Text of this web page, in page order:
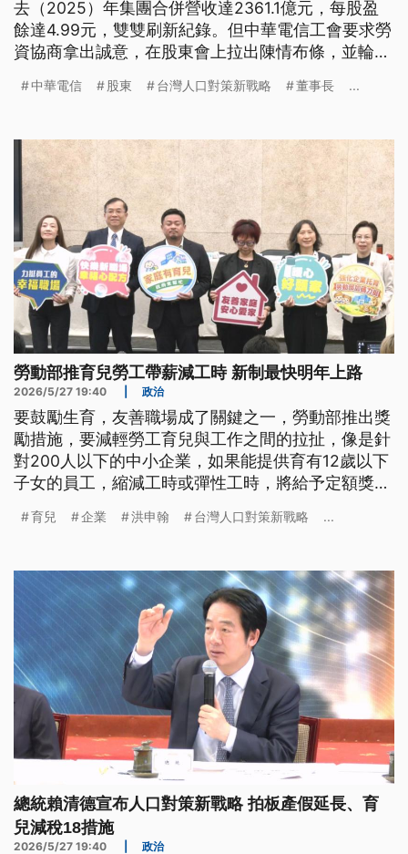
去（2025）年集團合併營收達2361.1億元，每股盈
餘達4.99元，雙雙刷新紀錄。但中華電信工會要求勞
資協商拿出誠意，在股東會上拉出陳情布條，並輪番
中華電信 股東 台灣人口對策新戰略 董事長 ...
勞動部推育兒勞工帶薪減工時 新制最快明年上路
2026/5/27 19:40 政治
要鼓勵生育，友善職場成了關鍵之一，勞動部推出獎
勵措施，要減輕勞工育兒與工作之間的拉扯，像是針
對200人以下的中小企業，如果能提供育有12歲以下
子女的員工，縮減工時或彈性工時，將給予定額獎
數，勞動部也提出「職務代理人津貼」，不分企業規
育兒 企業 洪申翰 台灣人口對策新戰略 ...
總統賴清德宣布人口對策新戰略 拍板產假延長、育
兒減稅18措施
2026/5/27 19:40 政治